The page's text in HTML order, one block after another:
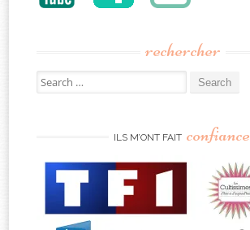
rechercher
Search
for:
ILS M’ONT FAIT confiance